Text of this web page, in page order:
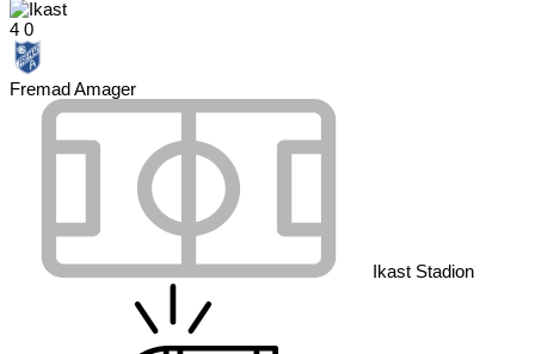
4 0
Fremad Amager
Ikast Stadion